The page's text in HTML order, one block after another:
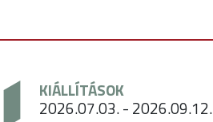
KIÁLLÍTÁSOK
2026.07.03. - 2026.09.12.